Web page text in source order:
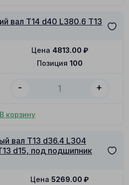
вал T14 d40 L380.6 T13
Позиция 100
Цена 4813.00 ₽
- +
В корзину
вал T13 d36.4 L304
d15, под подшипник
Цена 5269.00 ₽